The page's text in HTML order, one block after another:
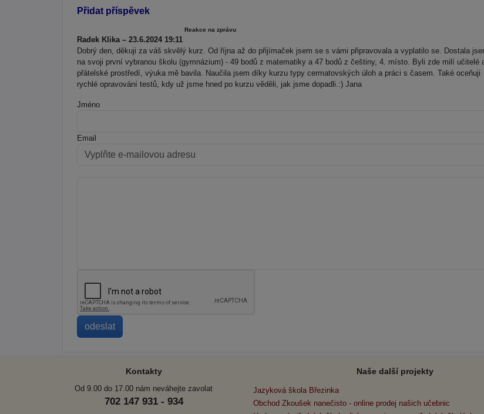
Přidat příspěvek
Reakce na zprávu
Radek Klika – 23.6.2024 19:11
Dobrý den, děkuji za váš skvělý kurz. Od října až do přijímaček jsem se s vámi připravovala a vyplatilo se. Dostala
na svoji první vybranou školu (gymnázium) - 49 bodů z matematiky a 47 bodů z češtiny, 4. místo. Byli zde milí učitelé
přátelské prostředí, výuka mě bavila. Naučila jsem díky kurzu typy cermatovských úloh a práci s časem. Také oceňuji
rychlé opravování testů, kdy už jsme hned po kurzu věděli, jak jsme dopadli.:) Jana
Jméno
Email
Kontakty
Od 9.00 do 17.00 nám neváhejte zavolat
702 147 931 - 934
Naše další projekty
Jazyková škola Březinka
Obchod Zkoušek nanečisto - online prodej našich učebnic